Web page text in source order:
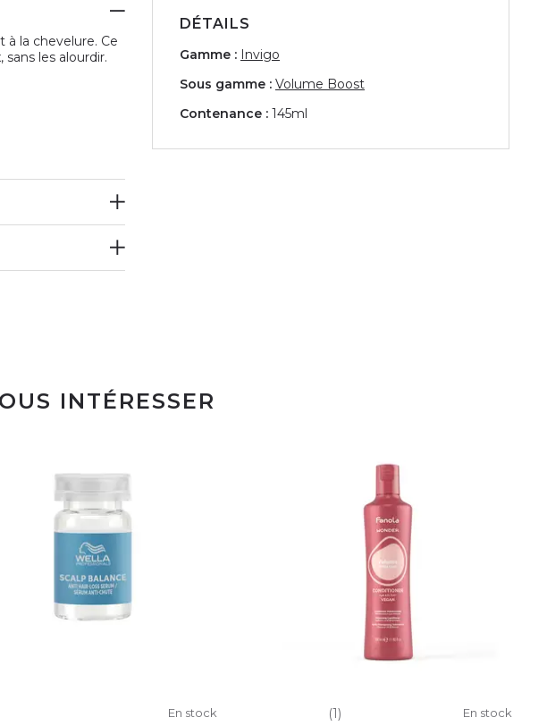
la chevelure. Ce
les alourdir.
DÉTAILS
Gamme : Invigo
Sous gamme : Volume Boost
Contenance : 145ml
INTÉRESSER
En stock
(1) En stock